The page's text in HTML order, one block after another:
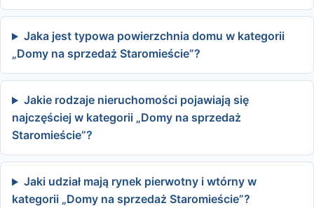
Jaka jest typowa powierzchnia domu w kategorii
„Domy na sprzedaż Staromieście”?
Jakie rodzaje nieruchomości pojawiają się
najczęściej w kategorii „Domy na sprzedaż
Staromieście”?
Jaki udział mają rynek pierwotny i wtórny w
kategorii „Domy na sprzedaż Staromieście”?